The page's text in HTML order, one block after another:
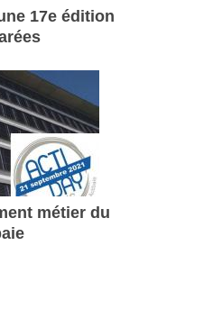
17e édition
métier du